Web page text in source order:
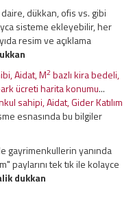
dükkan, ofis vs. gibi
sisteme ekleyebilir, her
resim ve açıklama
Aidat, M2 bazlı kira bedeli,
ücreti harita konumu...
sahipi, Aidat, Gider Katılım
esnasında bu bilgiler
gayrimenkullerin yanında
paylarını tek tık ile kolayce
dukkan